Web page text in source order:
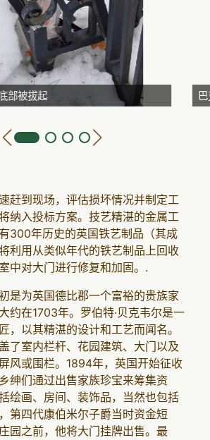
部被拔起
赶到现场，评估损坏情况并制定工
纳入投标方案。技艺精湛的金属工
300年历史的英国铁艺制品（其成
利用从类似年代的铁艺制品上回收
中对大门进行修复和加固。.
是为英国德比郡一个富裕的贵族家
约在1703年。罗伯特·贝克韦尔是一
，以其精湛的设计和工艺而闻名。
了室内栏杆、花园建筑、大门以及
风或围栏。1894年，英国开始征收
绅们通过出售家族珍宝来筹集资
绘画、房间、装饰品，当然也包括
第四代康伯米尔子爵当时资金短
园之前，他将大门挂牌出售。最